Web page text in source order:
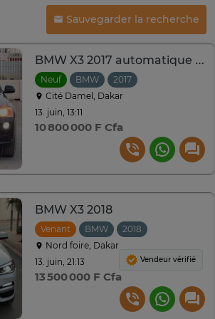
Sauvegarder la recherche
BMW X3 2017 automatique essence 2.0L
Neuf BMW 2017
Cité Damel, Dakar
13. juin, 13:11
10 800 000 F Cfa
BMW X3 2018
Venant BMW 2018
Nord foire, Dakar
13. juin, 21:13
13 500 000 F Cfa
Vendeur vérifié